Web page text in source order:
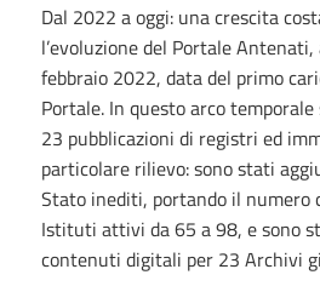
Dal 2022 a oggi: una crescita
l’evoluzione del Portale
febbraio 2022, data del primo
Portale. In questo arco
23 pubblicazioni di registri ed
particolare rilievo: sono stati
Stato inediti, portando il numero
Istituti attivi da 65 a 98, e sono
contenuti digitali per 23 Archivi